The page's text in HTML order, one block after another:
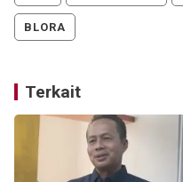
BLORA
Terkait